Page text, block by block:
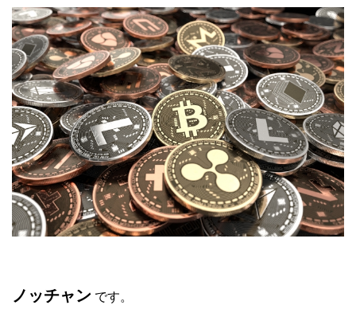
ノッチャン です。